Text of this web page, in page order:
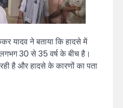
यादव ने बताया कि हादसे में
30 से 35 वर्ष के बीच है।
है और हादसे के कारणों का पता